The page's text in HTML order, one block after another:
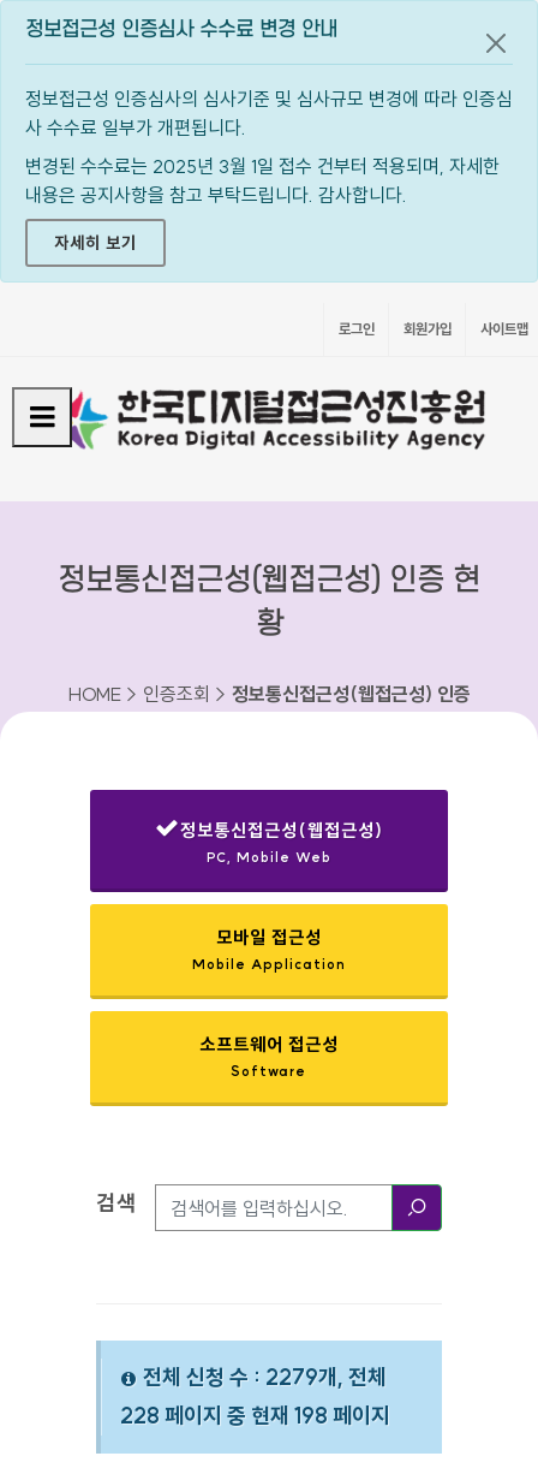
정보접근성 인증심사 수수료 변경 안내
정보접근성 인증심사의 심사기준 및 심사규모 변경에 따라 인증심
사 수수료 일부가 개편됩니다.
변경된 수수료는 2025년 3월 1일 접수 건부터 적용되며, 자세한
내용은 공지사항을 참고 부탁드립니다. 감사합니다.
자세히 보기
공지
로그인 회원가입 사이트맵
정보통신접근성(웹접근성) 인증 현
황
HOME > 인증조회 > 정보통신접근성(웹접근성) 인증
정보통신접근성(웹접근성)
PC, Mobile Web
모바일 접근성
Mobile Application
소프트웨어 접근성
Software
검색옵션
검색
전체 신청 수 : 2279개, 전체
228 페이지 중 현재 198 페이지